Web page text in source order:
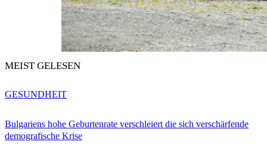
MEIST GELESEN
Bulgariens hohe Geburtenrate verschleiert die sich verschärfende
demografische Krise
GESUNDHEIT